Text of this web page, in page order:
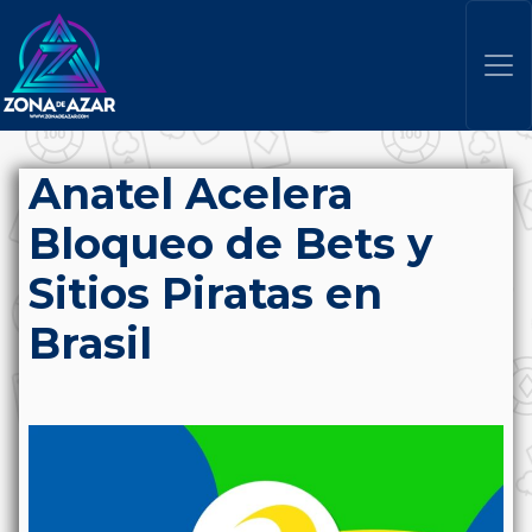
Anatel Acelera
Bloqueo de Bets y
Sitios Piratas en
Brasil